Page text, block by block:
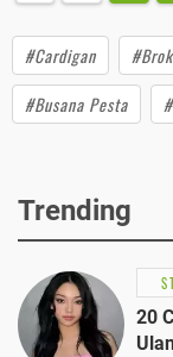
#Cardigan
#Busana Pesta
Trending
20